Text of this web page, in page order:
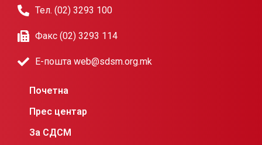
Тел. (02) 3293 100
Факс (02) 3293 114
Е-пошта web@sdsm.org.mk
Почетна
Прес центар
За СДСМ